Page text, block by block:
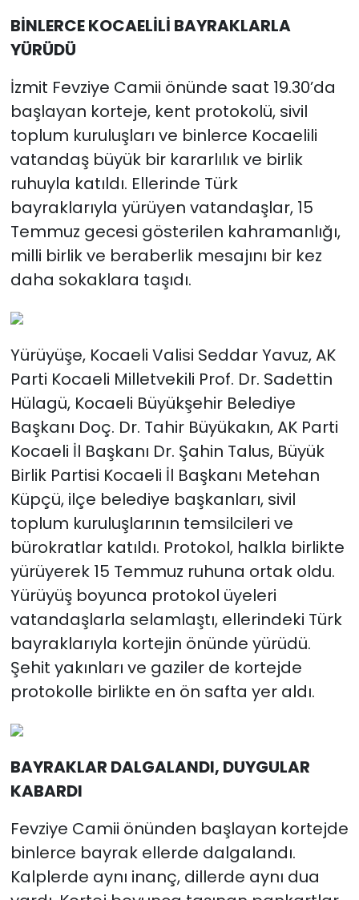
BİNLERCE KOCAELİLİ BAYRAKLARLA
YÜRÜDÜ
İzmit Fevziye Camii önünde saat 19.30’da
başlayan korteje, kent protokolü, sivil
toplum kuruluşları ve binlerce Kocaelili
vatandaş büyük bir kararlılık ve birlik
ruhuyla katıldı. Ellerinde Türk
bayraklarıyla yürüyen vatandaşlar, 15
Temmuz gecesi gösterilen kahramanlığı,
milli birlik ve beraberlik mesajını bir kez
daha sokaklara taşıdı.
Yürüyüşe, Kocaeli Valisi Seddar Yavuz, AK
Parti Kocaeli Milletvekili Prof. Dr. Sadettin
Hülagü, Kocaeli Büyükşehir Belediye
Başkanı Doç. Dr. Tahir Büyükakın, AK Parti
Kocaeli İl Başkanı Dr. Şahin Talus, Büyük
Birlik Partisi Kocaeli İl Başkanı Metehan
Küpçü, ilçe belediye başkanları, sivil
toplum kuruluşlarının temsilcileri ve
bürokratlar katıldı. Protokol, halkla birlikte
yürüyerek 15 Temmuz ruhuna ortak oldu.
Yürüyüş boyunca protokol üyeleri
vatandaşlarla selamlaştı, ellerindeki Türk
bayraklarıyla kortejin önünde yürüdü.
Şehit yakınları ve gaziler de kortejde
protokolle birlikte en ön safta yer aldı.
BAYRAKLAR DALGALANDI, DUYGULAR
KABARDI
Fevziye Camii önünden başlayan kortejde
binlerce bayrak ellerde dalgalandı.
Kalplerde aynı inanç, dillerde aynı dua